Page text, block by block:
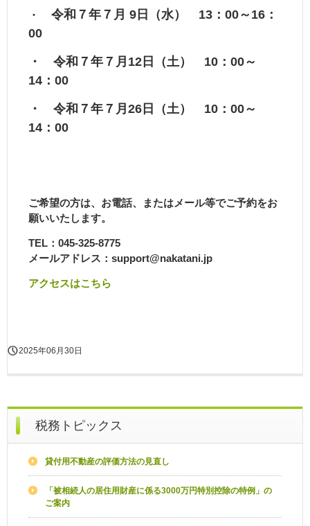
・
令和７年７月 9日（水） 13：00～16：
00
・ 令和７年７月12日（土） 10：00～
14：00
・ 令和７年７月26日（土） 10：00～
14：00
ご希望の方は、お電話、またはメール等でご予約をお
願いいたします。
TEL：045-325-8775
メールアドレス：support@nakatani.jp
アクセスはこちら
2025年06月30日
税務トピックス
貸付用不動産の評価方法の見直し
「被相続人の居住用財産に係る3000万円特別控除の特例」の
ご案内